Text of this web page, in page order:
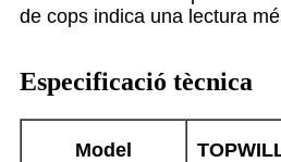
de cops indica una lectura
Especificació tècnica
Model